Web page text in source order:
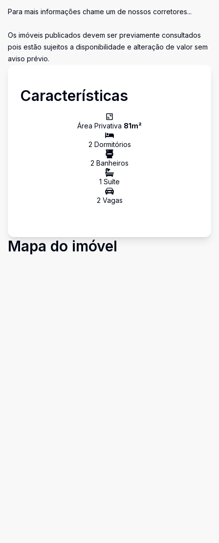
Para mais informações chame um de nossos corretores...
Os imóveis publicados devem ser previamente consultados
pois estão sujeitos a disponibilidade e alteração de valor sem
aviso prévio.
Características
Área Privativa 81m²
2 Dormitórios
2 Banheiros
1 Suíte
2 Vagas
Mapa do imóvel